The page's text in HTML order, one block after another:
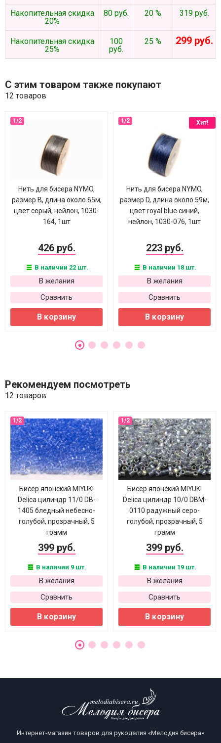
Накопительная скидка
20%
80 руб. 20 % 319 руб.
Накопительная скидка
25%
100
руб.
25 % 299 руб.
С этим товаром также покупают
12 товаров
Нить для бисера NYMO,
размер B, длина около 65м,
цвет серый, нейлон, 1030-
164, 1шт
426 руб.
В наличии 22 шт.
В желания
Сравнить
В корзину
Хит!
Нить для бисера NYMO,
размер D, длина около 59м,
цвет royal blue синий,
нейлон, 1030-076, 1шт
223 руб.
В наличии 18 шт.
В желания
Сравнить
В корзину
Рекомендуем посмотреть
12 товаров
Бисер японский MIYUKI
Delica цилиндр 11/0 DB-
1405 бледный небесно-
голубой, прозрачный, 5
грамм
399 руб.
В наличии 9 шт.
В желания
Сравнить
В корзину
Бисер японский MIYUKI
Delica цилиндр 10/0 DBM-
0110 радужный серо-
голубой, прозрачный, 5
грамм
399 руб.
В наличии 19 шт.
В желания
Сравнить
В корзину
Интернет-магазин товаров для рукоделия «Мелодия бисера»